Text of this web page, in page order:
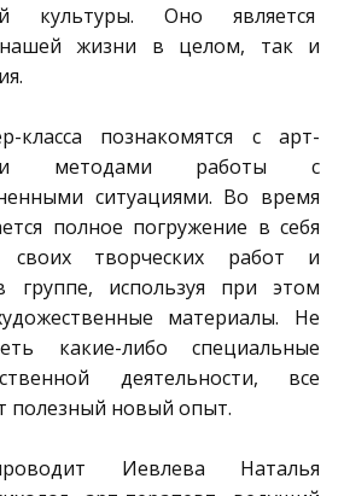
культуры. Оно является
жизни в целом, так и
класса познакомятся с арт-
методами работы с
ситуациями. Во время
полное погружение в себя
своих творческих работ и
группе, используя при этом
материалы. Не
какие-либо специальные
деятельности, все
полезный новый опыт.
Иевлева Наталья